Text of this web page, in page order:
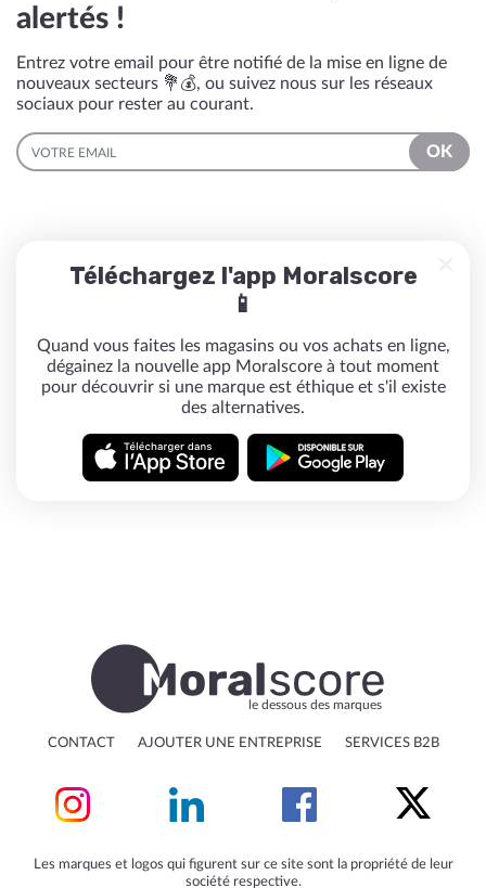
alertés !
Entrez votre email pour être notifié de la mise en ligne de
nouveaux secteurs 💐💰, ou suivez nous sur les réseaux
sociaux pour rester au courant.
EMAIL
OK
Téléchargez l'app Moralscore
📱
Quand vous faites les magasins ou vos achats en ligne,
dégainez la nouvelle app Moralscore à tout moment
pour découvrir si une marque est éthique et s'il existe
des alternatives.
le dessous des marques
CONTACT AJOUTER UNE ENTREPRISE SERVICES B2B
Les marques et logos qui figurent sur ce site sont la propriété de leur
société respective.